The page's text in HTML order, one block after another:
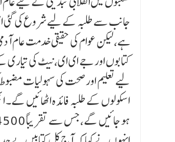
جانب سے طلبہ کے لیے شروع کی گئی
کتابوں اور جے ای ای، نیٹ کی تیاری
لیے تعلیم اور صحت کی سہولیات
اسکولوں کے طلبہ فا ئد ہ اٹھائیں
ہو جائیں گے، جس سے تقریباً 4500طلبہ مستفید ہوں گے۔